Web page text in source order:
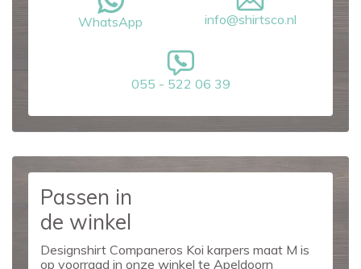
WhatsApp info@shirtsco.nl
055 - 522 06 39
Passen in
de winkel
Designshirt Companeros Koi karpers maat M is
op voorraad in onze winkel te Apeldoorn